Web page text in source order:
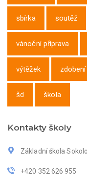
sbírka soutěž
vánoční příprava
výtěžek zdobení
šd škola
Kontakty školy
Základní škola
+420 352 626 955